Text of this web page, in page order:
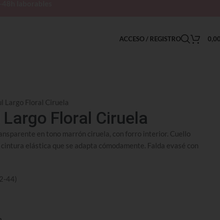
ACCESO / REGISTRO
Largo Floral Ciruela
Floral Ciruela
en tono marrón ciruela, con forro interior. Cuello
elástica que se adapta cómodamente. Falda evasé con
44)